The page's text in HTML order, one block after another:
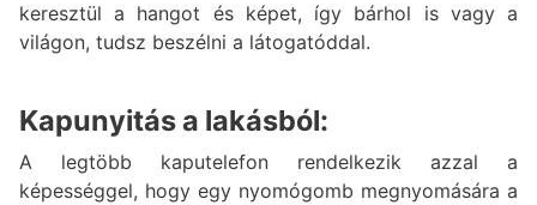
keresztül a hangot és képet, így bárhol is vagy a
világon, tudsz beszélni a látogatóddal.
Kapunyitás a lakásból:
A legtöbb kaputelefon rendelkezik azzal a
képességgel, hogy egy nyomógomb megnyomására a